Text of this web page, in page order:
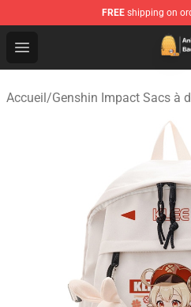
FREE shipping on
Open menu
Anime Backpack Shop -
Accueil/Genshin Impact Sacs à